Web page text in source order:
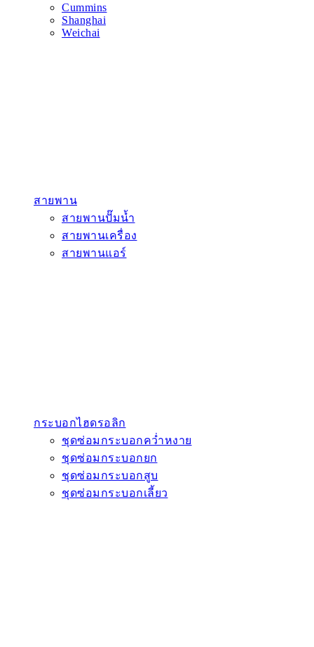
Cummins
Shanghai
Weichai
สายพาน
สายพานปั๊มน้ำ
สายพานเครื่อง
สายพานแอร์
กระบอกไฮดรอลิก
ชุดซ่อมกระบอกคว่ำหงาย
ชุดซ่อมกระบอกยก
ชุดซ่อมกระบอกสูบ
ชุดซ่อมกระบอกเลี้ยว